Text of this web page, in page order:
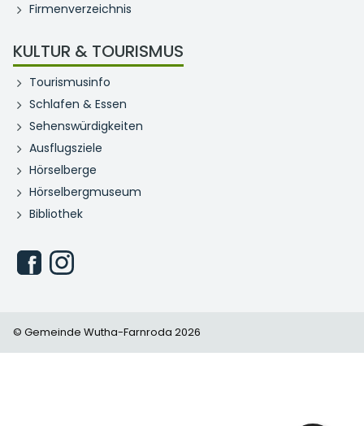
Firmenverzeichnis
KULTUR & TOURISMUS
Tourismusinfo
Schlafen & Essen
Sehenswürdigkeiten
Ausflugsziele
Hörselberge
Hörselbergmuseum
Bibliothek
© Gemeinde Wutha-Farnroda 2026